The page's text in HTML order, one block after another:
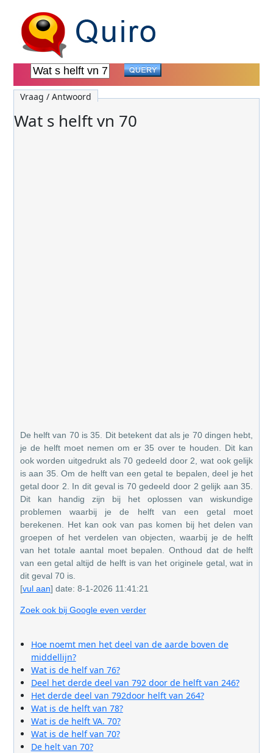
Vraag / Antwoord
Wat s helft vn 70
De helft van 70 is 35. Dit betekent dat als je 70 dingen hebt,
je de helft moet nemen om er 35 over te houden. Dit kan
ook worden uitgedrukt als 70 gedeeld door 2, wat ook gelijk
is aan 35. Om de helft van een getal te bepalen, deel je het
getal door 2. In dit geval is 70 gedeeld door 2 gelijk aan 35.
Dit kan handig zijn bij het oplossen van wiskundige
problemen waarbij je de helft van een getal moet
berekenen. Het kan ook van pas komen bij het delen van
groepen of het verdelen van objecten, waarbij je de helft
van het totale aantal moet bepalen. Onthoud dat de helft
van een getal altijd de helft is van het originele getal, wat in
dit geval 70 is.
[vul aan] date: 8-1-2026 11:41:21
Zoek ook bij Google even verder
Hoe noemt men het deel van de aarde boven de
middellijn?
Wat is de helf van 76?
Deel het derde deel van 792 door de helft van 246?
Het derde deel van 792door helft van 264?
Wat is de helft van 78?
Wat is de helft VA. 70?
Wat is de helf van 70?
De helt van 70?